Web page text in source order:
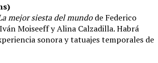
mejor siesta del mundode Federico
Moiseeff y Alina Calzadilla. Habrá
sonora y tatuajes temporales de